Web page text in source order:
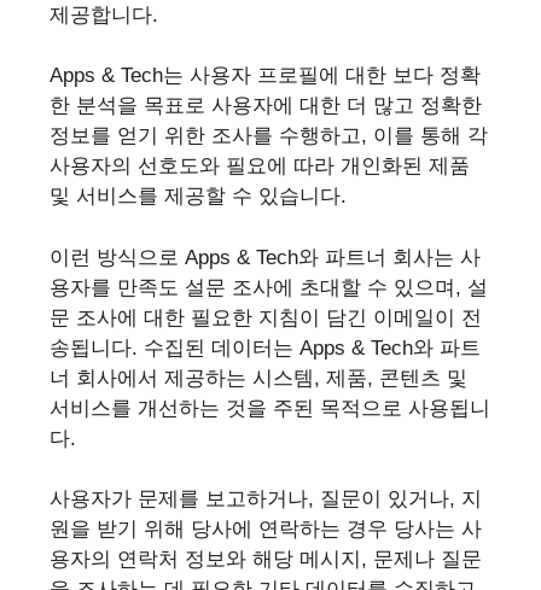
제공합니다.
Apps & Tech는 사용자 프로필에 대한 보다 정확
한 분석을 목표로 사용자에 대한 더 많고 정확한
정보를 얻기 위한 조사를 수행하고, 이를 통해 각
사용자의 선호도와 필요에 따라 개인화된 제품
및 서비스를 제공할 수 있습니다.
이런 방식으로 Apps & Tech와 파트너 회사는 사
용자를 만족도 설문 조사에 초대할 수 있으며, 설
문 조사에 대한 필요한 지침이 담긴 이메일이 전
송됩니다. 수집된 데이터는 Apps & Tech와 파트
너 회사에서 제공하는 시스템, 제품, 콘텐츠 및
서비스를 개선하는 것을 주된 목적으로 사용됩니
다.
사용자가 문제를 보고하거나, 질문이 있거나, 지
원을 받기 위해 당사에 연락하는 경우 당사는 사
용자의 연락처 정보와 해당 메시지, 문제나 질문